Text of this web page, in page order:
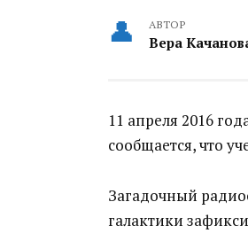
АВТОР
Вера
11 апреля 2016
сообщается, что
Загадочный
галактики